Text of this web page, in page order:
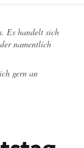
Es handelt sich
namentlich
gern an